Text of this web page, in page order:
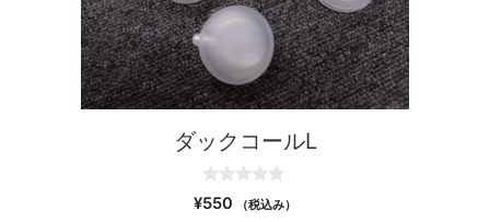
ダックコールL
0
o
¥550 （税込み）